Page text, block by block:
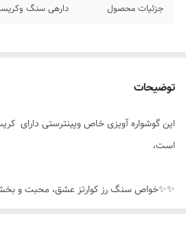
جزئیات محصول دارهی سنگ
توضیحات
این گوشواره آویزی خاص وپینترستی دارای
است،
✨️✨️خواص سنگ رز کوارتز عشق، محبت و